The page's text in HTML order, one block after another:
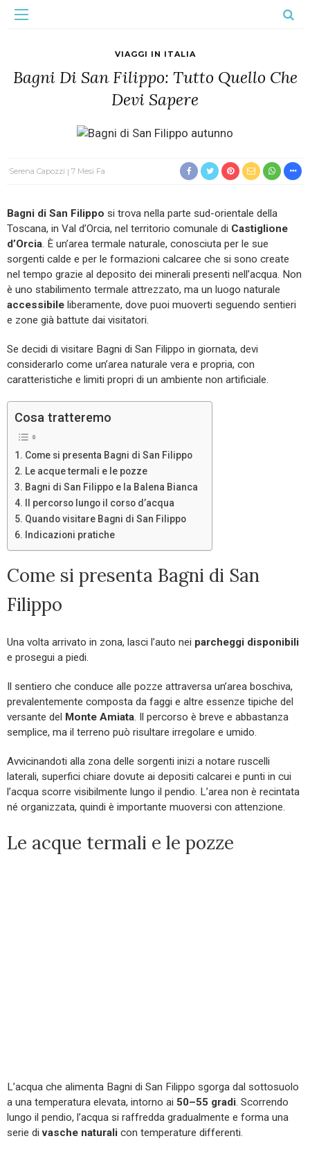
VIAGGI IN ITALIA
Bagni Di San Filippo: Tutto Quello Che
Devi Sapere
Serena Capozzi 7 Mesi Fa
Bagni di San Filippo si trova nella parte sud-orientale della
Toscana, in Val d’Orcia, nel territorio comunale di Castiglione
d’Orcia. È un’area termale naturale, conosciuta per le sue
sorgenti calde e per le formazioni calcaree che si sono create
nel tempo grazie al deposito dei minerali presenti nell’acqua. Non
è uno stabilimento termale attrezzato, ma un luogo naturale
accessibile liberamente, dove puoi muoverti seguendo sentieri
e zone già battute dai visitatori.
Se decidi di visitare Bagni di San Filippo in giornata, devi
considerarlo come un’area naturale vera e propria, con
caratteristiche e limiti propri di un ambiente non artificiale.
Cosa tratteremo
Come si presenta Bagni di San Filippo
Le acque termali e le pozze
Bagni di San Filippo e la Balena Bianca
Il percorso lungo il corso d’acqua
Quando visitare Bagni di San Filippo
Indicazioni pratiche
Come si presenta Bagni di San
Filippo
Una volta arrivato in zona, lasci l’auto nei parcheggi disponibili
e prosegui a piedi.
Il sentiero che conduce alle pozze attraversa un’area boschiva,
prevalentemente composta da faggi e altre essenze tipiche del
versante del Monte Amiata. Il percorso è breve e abbastanza
semplice, ma il terreno può risultare irregolare e umido.
Avvicinandoti alla zona delle sorgenti inizi a notare ruscelli
laterali, superfici chiare dovute ai depositi calcarei e punti in cui
l’acqua scorre visibilmente lungo il pendio. L’area non è recintata
né organizzata, quindi è importante muoversi con attenzione.
Le acque termali e le pozze
L’acqua che alimenta Bagni di San Filippo sgorga dal sottosuolo
a una temperatura elevata, intorno ai 50–55 gradi. Scorrendo
lungo il pendio, l’acqua si raffredda gradualmente e forma una
serie divasche naturali con temperature differenti.